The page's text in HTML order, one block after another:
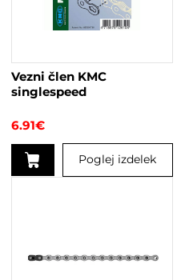
Vezni člen KMC
singlespeed
6.91€
Poglej izdelek